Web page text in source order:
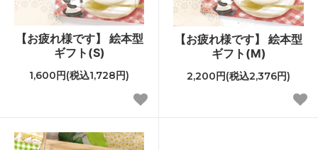
【お疲れ様です】 絵本型
ギフト(S)
1,600円(税込1,728円)
【お疲れ様です】 絵本型
ギフト(M)
2,200円(税込2,376円)